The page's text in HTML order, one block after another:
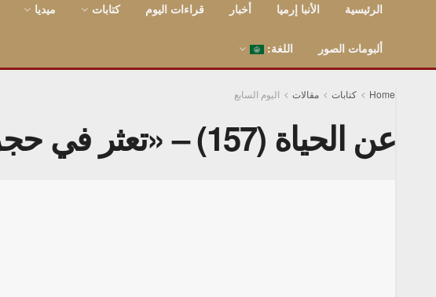
الرئيسية الأنبا إرميا أخبار قراءات اليوم كتابات ميديا
ألبومات الصور اللغة:
Home كتابات مقالات اليوم السابع
عن الحياة (157) – «تعثر في حجر!» – 20/1/2017